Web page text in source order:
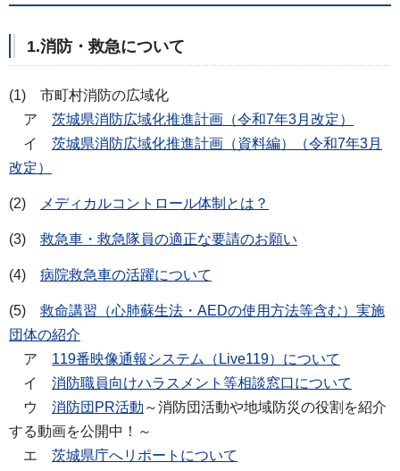
1.消防・救急について
(1) 市町村消防の広域化
ア 茨城県消防広域化推進計画（令和7年3月改定）
イ 茨城県消防広域化推進計画（資料編）（令和7年3月
改定）
(2) メディカルコントロール体制とは？
(3) 救急車・救急隊員の適正な要請のお願い
(4) 病院救急車の活躍について
(5) 救命講習（心肺蘇生法・AEDの使用方法等含む）実施
団体の紹介
ア 119番映像通報システム（Live119）について
イ 消防職員向けハラスメント等相談窓口について
ウ 消防団PR活動 ～消防団活動や地域防災の役割を紹介
する動画を公開中！～
エ 茨城県庁へリポートについて